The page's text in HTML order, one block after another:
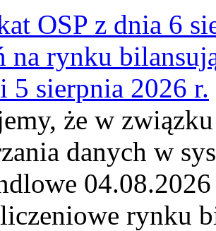
OSP z dnia 6
na rynku
5 sierpnia 2026 r.
że w
danych w
rynku